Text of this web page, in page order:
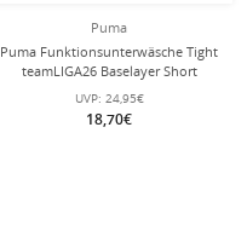
Puma
Puma Funktionsunterwäsche Tight
teamLIGA26 Baselayer Short
schwarz Jungen
UVP: 24,95€
18,70€